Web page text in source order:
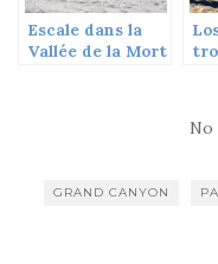
Escale dans la
Vallée de la Mort
No
GRAND CANYON